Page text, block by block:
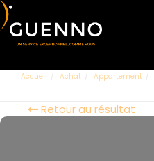
Accueil Achat Appartement
Retour au résultat